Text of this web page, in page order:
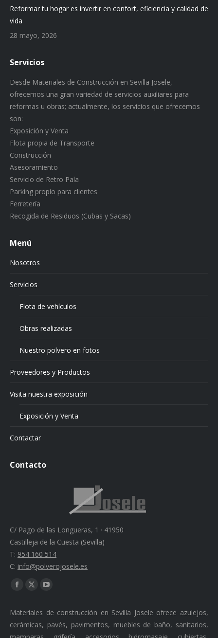
Reformar tu hogar es invertir en confort, eficiencia y calidad de
vida
28 mayo, 2026
Servicios
Desde Materiales de Construcción en Sevilla Josele,
ofrecemos una gran variedad de servicios auxiliares para
reformas u obras; actualmente, los servicios que ofrecemos
son:
Exposición y Venta
Flota propia de Transporte
Construcción
Asesoramiento
Servicio de Retro Pala
Parking propio para clientes
Ferretería
Recogida de Residuos (Cubas y Sacas)
Menú
Nosotros
Servicios
Flota de vehículos
Obras realizadas
Nuestro polvero en fotos
Proveedores y Productos
Visita nuestra exposición
Exposición y Venta
Contactar
Contacto
C/ Pago de las Longueras, 1 · 41950
Castilleja de la Cuesta (Sevilla)
T: 954 160 514
C: info@polverojosele.es
Find us on:
Facebook
opens
in
X
opens
in
YouTube
opens
in
Materiales de construcción en Sevilla Josele ofrece azulejos,
cerámicas, pavés, pavimentos, muebles de baño, sanitarios,